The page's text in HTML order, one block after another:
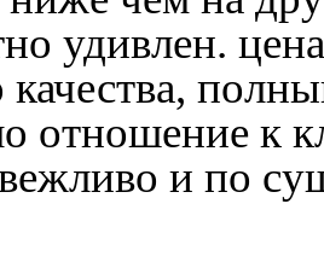
удивлен.
качества,
отношение к
и по